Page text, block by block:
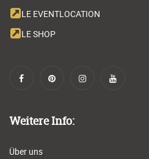
LE EVENTLOCATION
LE SHOP
Weitere Info:
Über uns